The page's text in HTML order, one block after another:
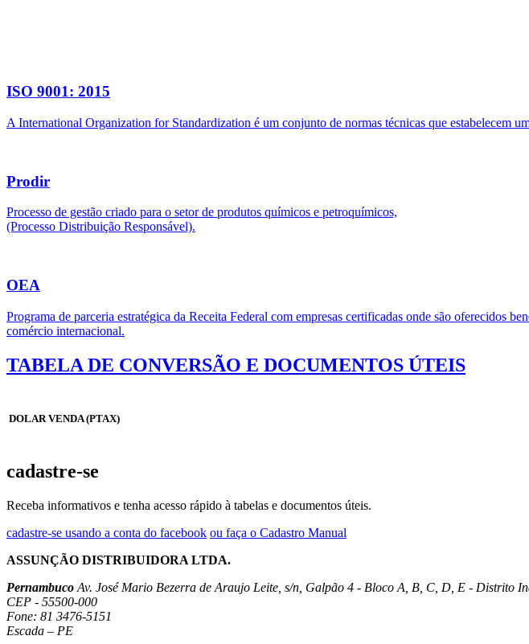
ISO 9001: 2015
A International Organization for Standardization é um conjunto de normas técnicas que estabelecem
Prodir
Processo de gestão criado para o setor de produtos químicos e petroquímicos,
(Processo Distribuição Responsável).
OEA
Programa de parceria estratégica da Receita Federal com empresas certificadas onde são oferecidos
comércio internacional.
TABELA DE CONVERSÃO E DOCUMENTOS ÚTEIS
DOLAR VENDA (PTAX)
cadastre-se
Receba informativos e tenha acesso rápido à tabelas e documentos úteis.
cadastre-se usando a conta do facebook ou faça o Cadastro Manual
ASSUNÇÃO DISTRIBUIDORA LTDA.
Pernambuco Av. José Mario Bezerra de Araujo Leite, s/n, Galpão 4 - Bloco A, B, C, D, E - Distrito
CEP - 55500-000
Fone: 81 3476-5151
Escada – PE